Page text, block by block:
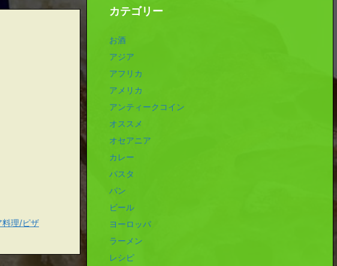
料理/ピザ
カテゴリー
お酒
アジア
アフリカ
アメリカ
アンティークコイン
オススメ
オセアニア
カレー
パスタ
パン
ビール
ヨーロッパ
ラーメン
レシピ